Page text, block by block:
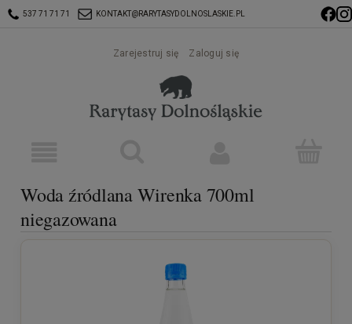
537 71 71 71 KONTAKT@RARYTASYDOLNOSLASKIE.PL
Zarejestruj się Zaloguj się
Woda źródlana Wirenka 700ml
niegazowana